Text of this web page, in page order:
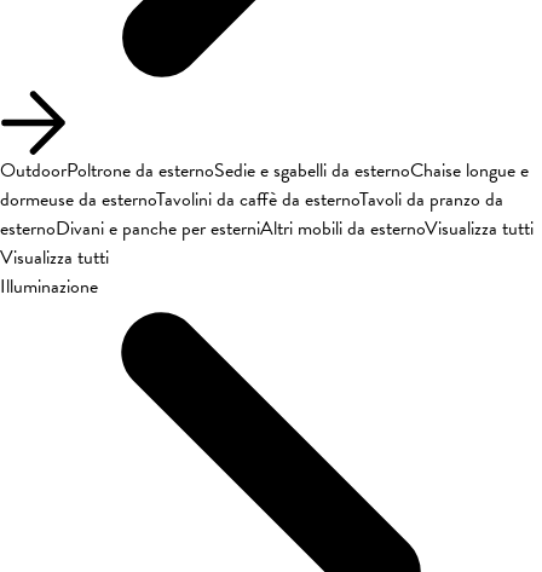
OutdoorPoltrone da esternoSedie e sgabelli da esternoChaise longue e
dormeuse da esternoTavolini da caffè da esternoTavoli da pranzo da
esternoDivani e panche per esterniAltri mobili da esternoVisualizza tutti
Visualizza tutti
Illuminazione